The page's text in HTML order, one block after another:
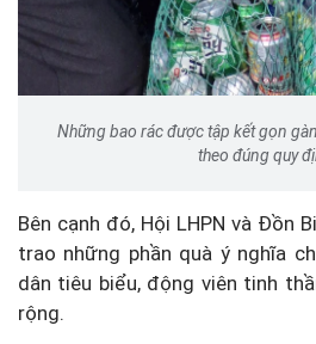
Những bao rác được tập kết gọn
theo đúng quy
Bên cạnh đó, Hội LHPN và Đồn
trao những phần quà ý nghĩa
dân tiêu biểu, động viên tinh
rộng.